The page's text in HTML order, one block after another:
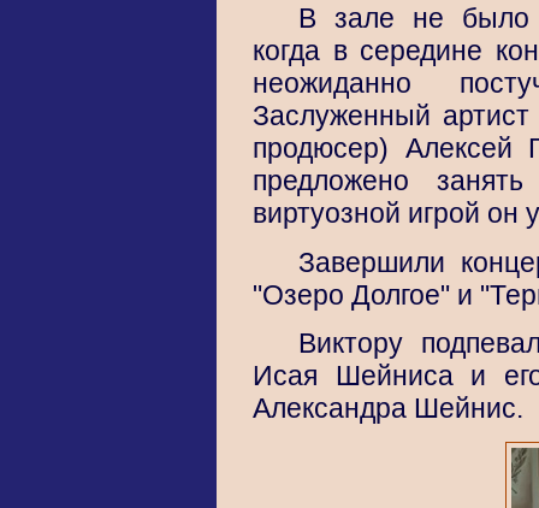
В зале не было
когда в середине
неожиданно
Заслуженный
продюсер) Алексей
предложено
виртуозной игрой он
Завершили
"Озеро Долгое" и
Виктору
Исая Шейниса и
Александра Шейнис.